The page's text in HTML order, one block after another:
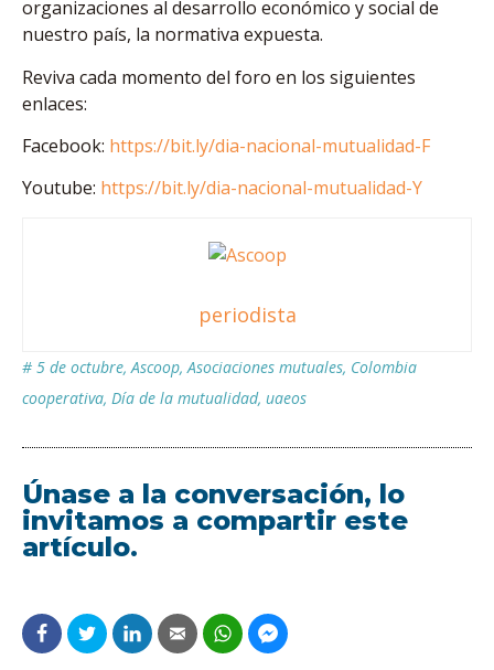
organizaciones al desarrollo económico y social de
nuestro país, la normativa expuesta.
Reviva cada momento del foro en los siguientes
enlaces:
Facebook: https://bit.ly/dia-nacional-mutualidad-F
Youtube: https://bit.ly/dia-nacional-mutualidad-Y
periodista
# 5 de octubre,Ascoop,Asociaciones mutuales, Colombia
cooperativa, Día de la mutualidad, uaeos
Únase a la conversación, lo
invitamos a compartir este
artículo.